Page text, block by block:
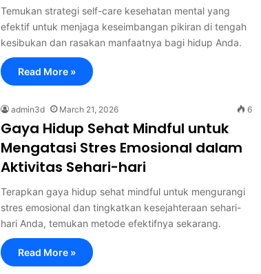
Temukan strategi self-care kesehatan mental yang
efektif untuk menjaga keseimbangan pikiran di tengah
kesibukan dan rasakan manfaatnya bagi hidup Anda.
Read More »
admin3d March 21, 2026 6
Gaya Hidup Sehat Mindful untuk
Mengatasi Stres Emosional dalam
Aktivitas Sehari-hari
Terapkan gaya hidup sehat mindful untuk mengurangi
stres emosional dan tingkatkan kesejahteraan sehari-
hari Anda, temukan metode efektifnya sekarang.
Read More »